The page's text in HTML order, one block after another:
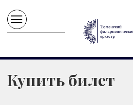
Купить билет